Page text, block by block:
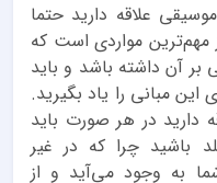
علاقه دارید حتما
مهم‌ترین مواردی است که
آن داشته باشد و باید
مبانی را یاد بگیرید.
دارید در هر صورت باید
باشید چرا که در غیر
به وجود می‌آید و از